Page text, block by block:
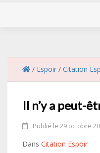
/ Espoir / Citation
Il n’y a peut-
Publié le 29 octobre
Dans Citation Espoir